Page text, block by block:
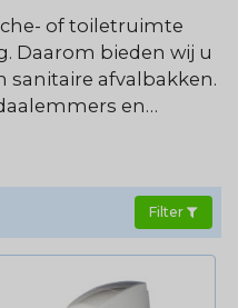
of toiletruimte
Daarom bieden wij u
sanitaire afvalbakken.
en
meer producten
.
Filter